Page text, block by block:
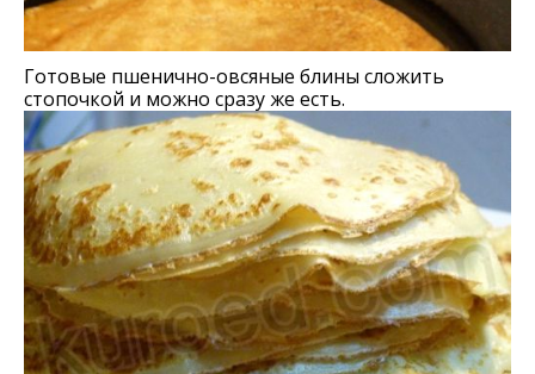
Готовые пшенично-овсяные блины сложить
стопочкой и можно сразу же есть.